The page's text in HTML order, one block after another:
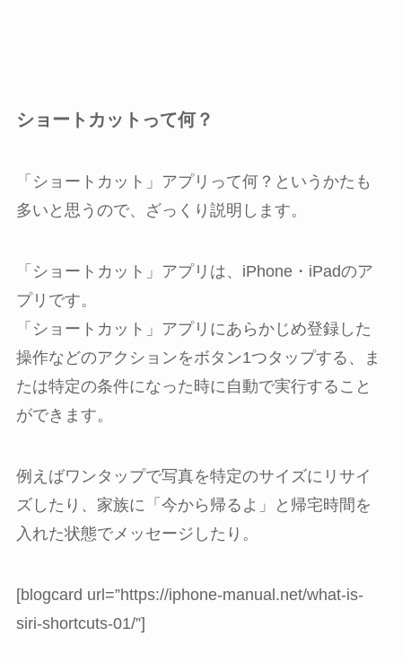
ショートカットって何？
「ショートカット」アプリって何？というかたも
多いと思うので、ざっくり説明します。
「ショートカット」アプリは、iPhone・iPadのア
プリです。
「ショートカット」アプリにあらかじめ登録した
操作などのアクションをボタン1つタップする、ま
たは特定の条件になった時に自動で実行すること
ができます。
例えばワンタップで写真を特定のサイズにリサイ
ズしたり、家族に「今から帰るよ」と帰宅時間を
入れた状態でメッセージしたり。
[blogcard url=”https://iphone-manual.net/what-is-
siri-shortcuts-01/”]